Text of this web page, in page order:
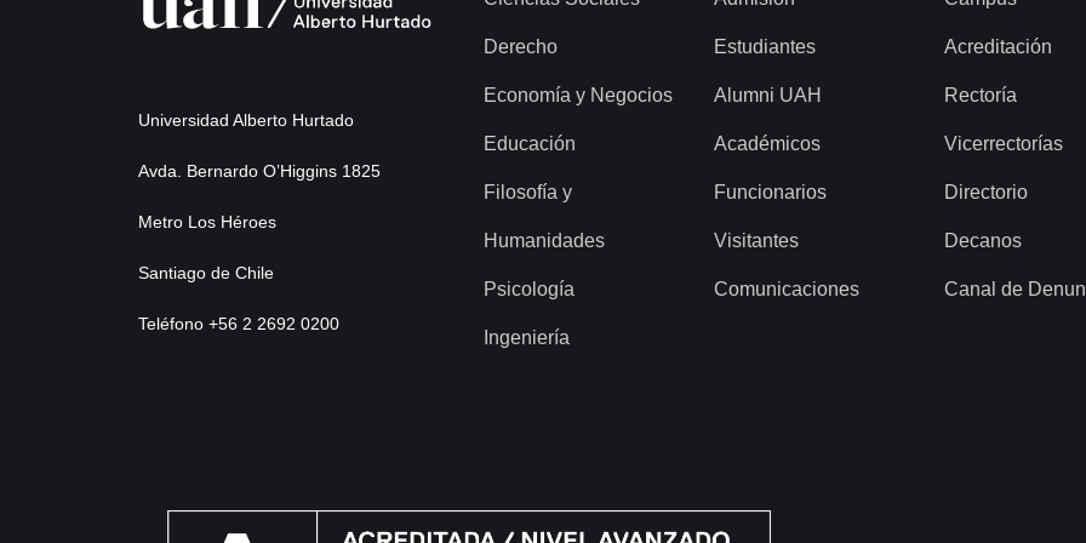
Universidad Alberto Hurtado
Avda. Bernardo O’Higgins 1825
Metro Los Héroes
Santiago de Chile
Teléfono +56 2 2692 0200
Derecho
Economía y Negocios
Educación
Filosofía y
Humanidades
Psicología
Ingeniería
Estudiantes
Alumni UAH
Académicos
Funcionarios
Visitantes
Comunicaciones
Acreditación
Rectoría
Vicerrectorías
Directorio
Decanos
Canal de